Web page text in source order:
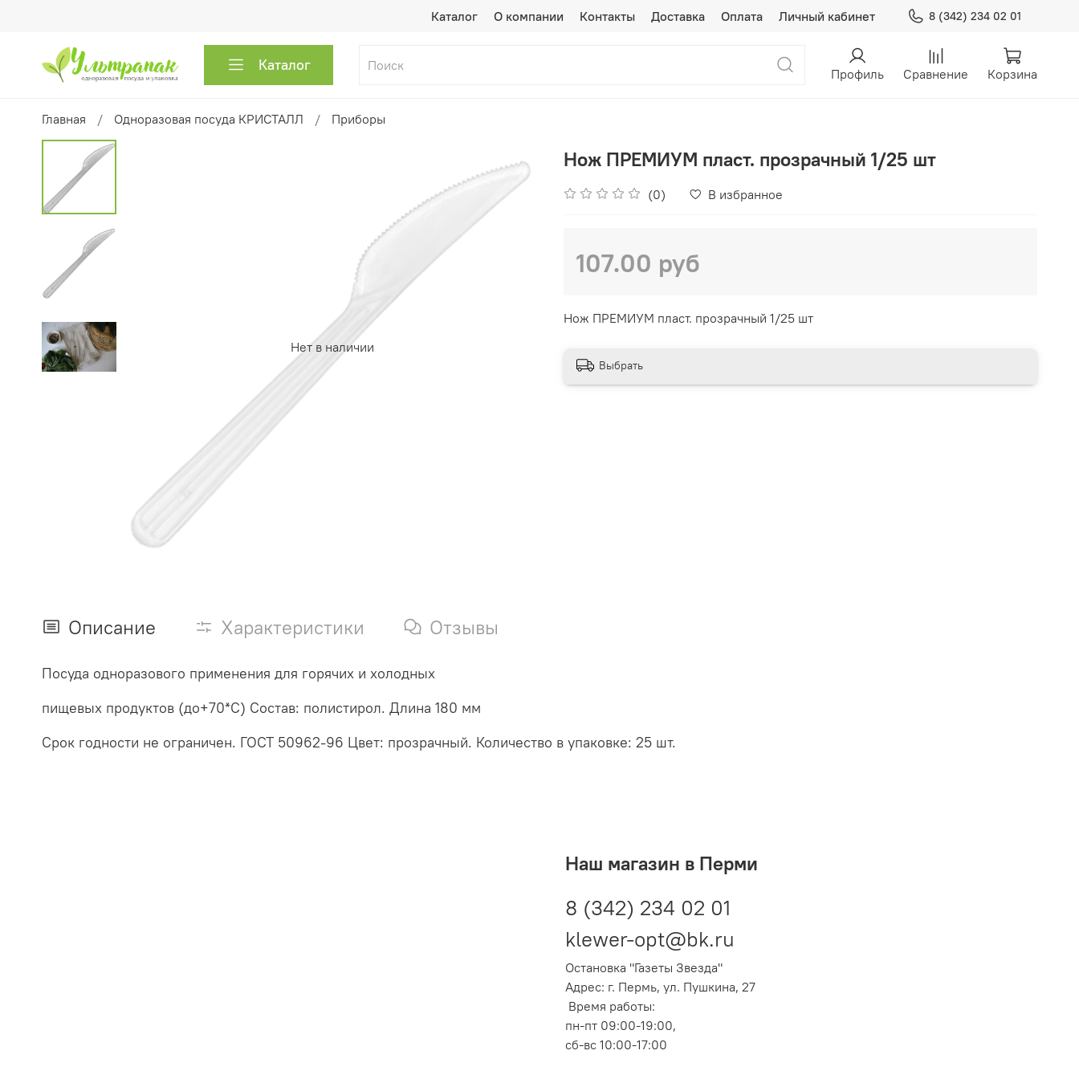
Каталог О компании Контакты Доставка Оплата Личный кабинет 8 (342) 234 02 01
Каталог Профиль Сравнение Корзина
Главная Одноразовая посуда КРИСТАЛЛ Приборы
Нет в наличии
Нож ПРЕМИУМ пласт. прозрачный 1/25 шт
(0) В избранное
107.00 руб
Нож ПРЕМИУМ пласт. прозрачный 1/25 шт
Выбрать
Описание Характеристики Отзывы
Посуда одноразового применения для горячих и холодных
пищевых продуктов (до+70*С) Состав: полистирол. Длина 180 мм
Срок годности не ограничен. ГОСТ 50962-96 Цвет: прозрачный. Количество в упаковке: 25 шт.
Наш магазин в Перми
8 (342) 234 02 01
klewer-opt@bk.ru
Остановка "Газеты Звезда"
Адрес: г. Пермь, ул. Пушкина, 27
Время работы:
пн-пт 09:00-19:00,
сб-вс 10:00-17:00